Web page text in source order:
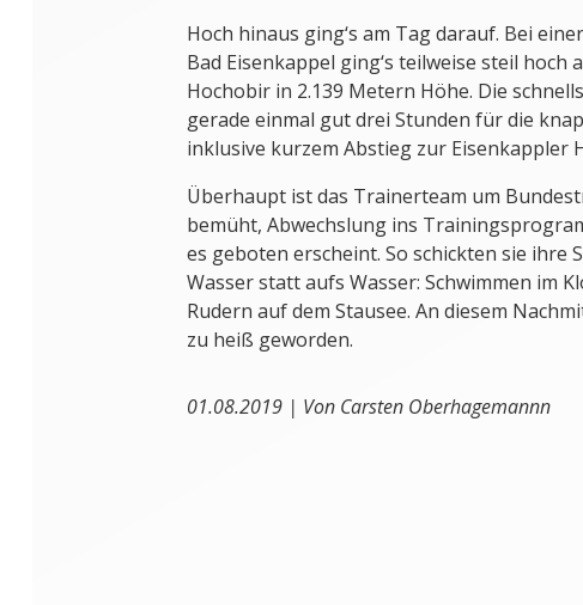
Hoch hinaus ging‘s am Tag darauf. Bei
Bad Eisenkappel ging‘s teilweise steil hoch
Hochobir in 2.139 Metern Höhe. Die
gerade einmal gut drei Stunden für die
inklusive kurzem Abstieg zur Eisenkappler
Überhaupt ist das Trainerteam um
bemüht, Abwechslung ins
es geboten erscheint. So schickten sie ihre
Wasser statt aufs Wasser: Schwimmen im
Rudern auf dem Stausee. An diesem
zu heiß geworden.
01.08.2019 | Von Carsten Oberhagemannn